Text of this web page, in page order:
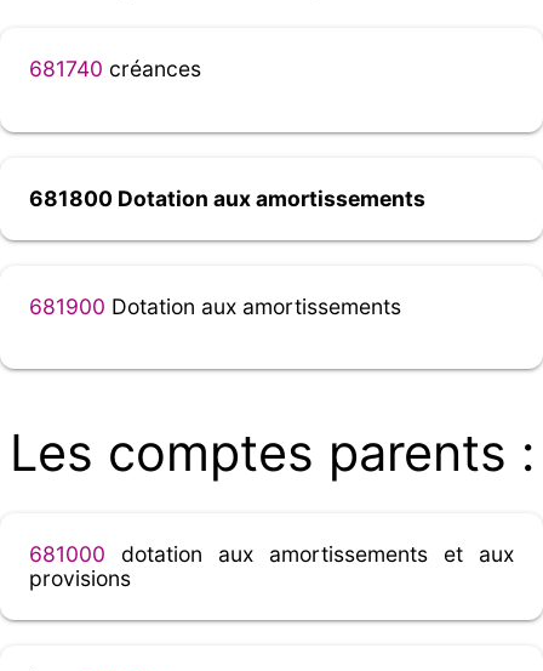
681740 créances
681800 Dotation aux amortissements
681900 Dotation aux amortissements
Les comptes parents :
681000 dotation aux amortissements et aux
provisions